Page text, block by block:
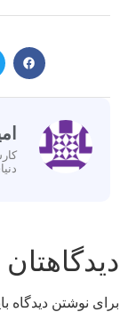
برای نوشتن دیدگاه